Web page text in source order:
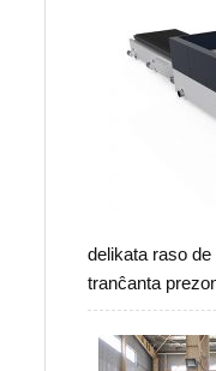
delikata raso
tranĉanta